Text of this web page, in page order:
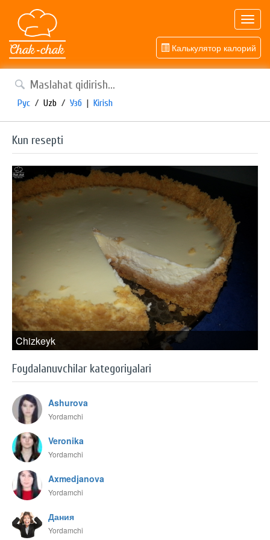
Калькулятор калорий
Рус / Uzb / Узб | Kirish
Kun resepti
Chizkeyk
Foydalanuvchilar kategoriyalari
Ashurova
Yordamchi
Veronika
Yordamchi
Axmedjanova
Yordamchi
Дания
Yordamchi